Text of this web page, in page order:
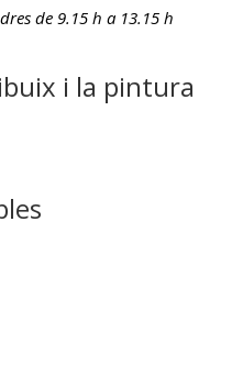
de 9.15 h a 13.15 h
i la pintura